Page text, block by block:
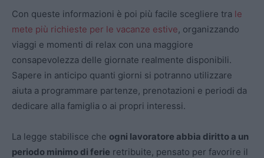
Con queste informazioni è poi più facile scegliere tra le
mete più richieste per le vacanze estive, organizzando
viaggi e momenti di relax con una maggiore
consapevolezza delle giornate realmente disponibili.
Sapere in anticipo quanti giorni si potranno utilizzare
aiuta a programmare partenze, prenotazioni e periodi da
dedicare alla famiglia o ai propri interessi.
La legge stabilisce che ogni lavoratore abbia diritto a un
periodo minimo di ferie retribuite, pensato per favorire il